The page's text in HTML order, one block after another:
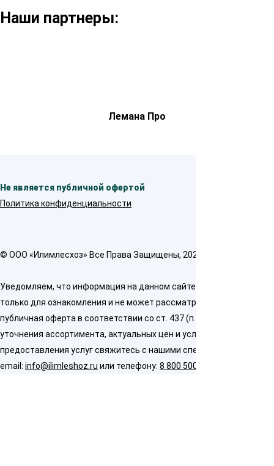
Наши партнеры:
Лемана Про
Не является публичной офертой
Политика конфиденциальности
© OOO «Илимлесхоз» Все Права Защищены, 2026
Уведомляем, что информация на данном сайте предназначена
только для ознакомления и не может рассматриваться как
публичная оферта в соответствии со ст. 437 (п. 2) ГК РФ. Для
уточнения ассортимента, актуальных цен и условий
предоставления услуг свяжитесь с нашими специалистами по
email: info@ilimleshoz.ru или телефону: 8 800 500 5437